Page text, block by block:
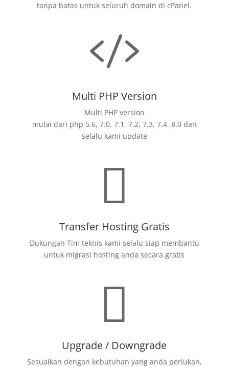
tanpa batas untuk seluruh domain di cPanel.

Multi PHP Version
Multi PHP version
mulai dari php 5.6, 7.0, 7.1, 7.2, 7.3, 7.4, 8.0 dan
selalu kami update

Transfer Hosting Gratis
Dukungan Tim teknis kami selalu siap membantu
untuk migrasi hosting anda secara gratis

Upgrade / Downgrade
Sesuaikan dengan kebutuhan yang anda perlukan,